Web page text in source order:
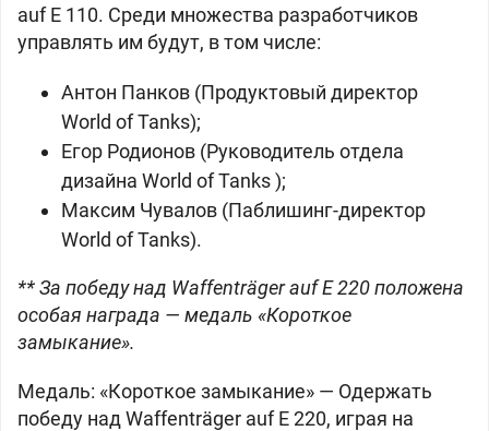
auf E 110. Среди множества разработчиков
управлять им будут, в том числе:
Антон Панков (Продуктовый директор
World of Tanks);
Егор Родионов (Руководитель отдела
дизайна World of Tanks );
Максим Чувалов (Паблишинг-директор
World of Tanks).
** За победу над Waffenträger auf E 220 положена
особая награда — медаль «Короткое
замыкание».
Медаль: «Короткое замыкание» — Одержать
победу над Waffenträger auf E 220, играя на